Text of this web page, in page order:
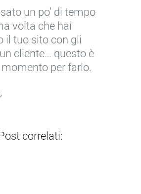
un po’ di tempo
volta che hai
il tuo sito con gli
cliente… questo è
per farlo.
correlati:
t
a
r
…
a
s
c
i
a
…
m
i
z
z
a
…
r
f
a
c
…